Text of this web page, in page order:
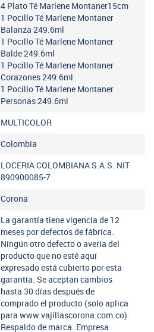
4 Plato Té Marlene Montaner15cm
1 Pocillo Té Marlene Montaner
Balanza 249.6ml
1 Pocillo Té Marlene Montaner
Balde 249.6ml
1 Pocillo Té Marlene Montaner
Corazones 249.6ml
1 Pocillo Té Marlene Montaner
Personas 249.6ml
MULTICOLOR
Colombia
LOCERIA COLOMBIANA S.A.S. NIT
890900085-7
Corona
La garantía tiene vigencia de 12
meses por defectos de fábrica.
Ningún otro defecto o avería del
producto que no esté aquí
expresado está cubierto por esta
garantía. Se aceptan cambios
hasta 30 días después de
comprado el producto (solo aplica
para www.vajillascorona.com.co).
Respaldo de marca. Empresa